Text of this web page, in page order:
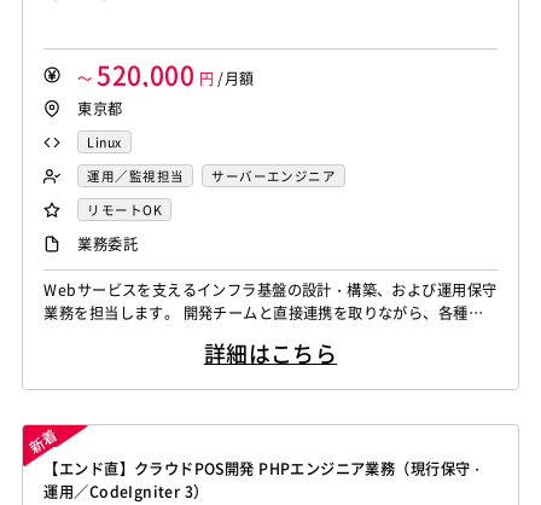
～ 520,000 円 /月額
東京都
Linux
運用／監視担当
サーバーエンジニア
リモートOK
業務委託
Webサービスを支えるインフラ基盤の設計・構築、および運用保守
業務を担当します。 開発チームと直接連携を取りながら、各種ミ
基盤（UNIX系メイン）の設計、構築、および監視、障害対応 -開発
用自動化
詳細はこちら
【エンド直】クラウドPOS開発 PHPエンジニア業務（現行保守・
運用／CodeIgniter 3）